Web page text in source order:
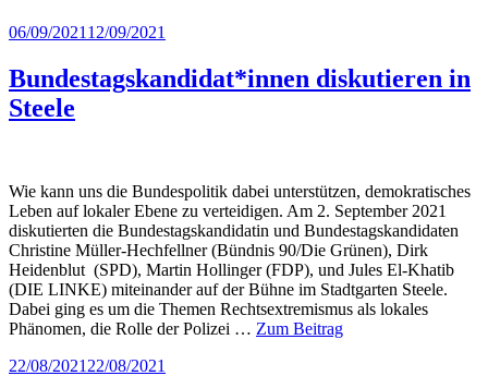
Veröffentlicht
06/09/2021 12/09/2021
Bundestagskandidat*innen diskutieren in
Steele
Wie kann uns die Bundespolitik dabei unterstützen, demokratisches
Leben auf lokaler Ebene zu verteidigen. Am 2. September 2021
diskutierten die Bundestagskandidatin und Bundestagskandidaten
Christine Müller-Hechfellner (Bündnis 90/Die Grünen), Dirk
Heidenblut (SPD), Martin Hollinger (FDP), und Jules El-Khatib
(DIE LINKE) miteinander auf der Bühne im Stadtgarten Steele.
Dabei ging es um die Themen Rechtsextremismus als lokales
Phänomen, die Rolle der Polizei … Zum Beitrag
Veröffentlicht
22/08/2021 22/08/2021